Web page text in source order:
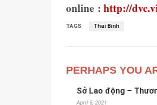
online : http://
TAGS Thai Binh
PERHAPS YOU
Sở Lao động –
April 5, 2021